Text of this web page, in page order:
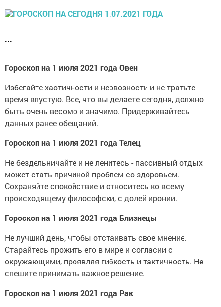
...
Гороскоп на 1 июля 2021 года Овен
Избегайте хаотичности и нервозности и не тратьте
время впустую. Все, что вы делаете сегодня, должно
быть очень весомо и значимо. Придерживайтесь
данных ранее обещаний.
Гороскоп на 1 июля 2021 года Телец
Не бездельничайте и не ленитесь - пассивный отдых
может стать причиной проблем со здоровьем.
Сохраняйте спокойствие и относитесь ко всему
происходящему философски, с долей иронии.
Гороскоп на 1 июля 2021 года Близнецы
Не лучший день, чтобы отстаивать свое мнение.
Старайтесь прожить его в мире и согласии с
окружающими, проявляя гибкость и тактичность. Не
спешите принимать важное решение.
Гороскоп на 1 июля 2021 года Рак